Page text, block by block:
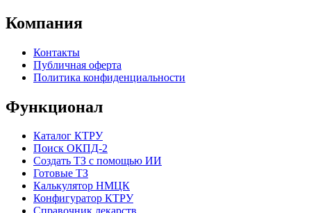
Компания
Контакты
Публичная оферта
Политика конфиденциальности
Функционал
Каталог КТРУ
Поиск ОКПД-2
Создать ТЗ с помощью ИИ
Готовые ТЗ
Калькулятор НМЦК
Конфигуратор КТРУ